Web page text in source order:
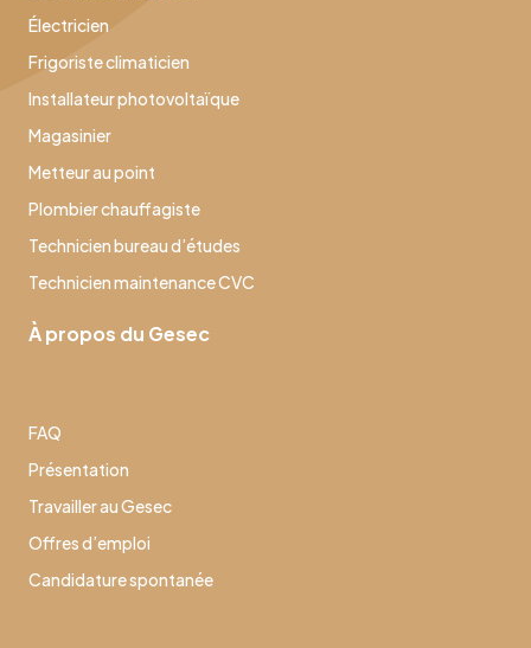
Électricien
Frigoriste climaticien
Installateur photovoltaïque
Magasinier
Metteur au point
Plombier chauffagiste
Technicien bureau d’études
Technicien maintenance CVC
À propos du Gesec
FAQ
Présentation
Travailler au Gesec
Offres d’emploi
Candidature spontanée